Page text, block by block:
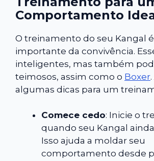
Comportamento
O treinamento do seu Kangal
importante da convivência.
inteligentes, mas também
teimosos, assim como o Boxer
algumas dicas para um
Comece cedo: Inicie o
quando seu Kangal
Isso ajuda a moldar seu
comportamento desde